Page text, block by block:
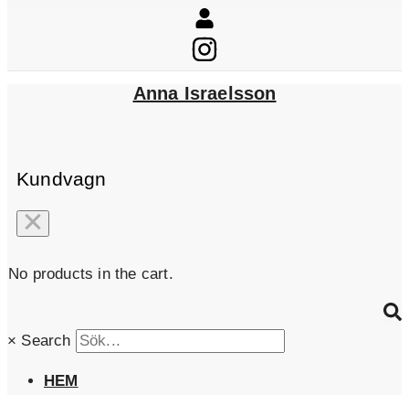
Anna Israelsson
Kundvagn
No products in the cart.
× Search
HEM